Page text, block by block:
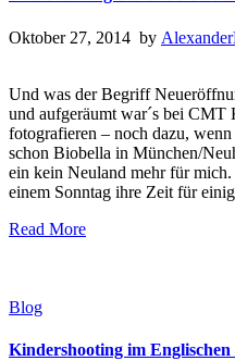
Oktober 27, 2014 by
Und was der Begriff
und aufgeräumt war´s bei
fotografieren – noch dazu,
schon Biobella in München/
ein kein Neuland mehr für
einem Sonntag ihre Zeit für
Read More
Blog
Kindershooting im Englischen